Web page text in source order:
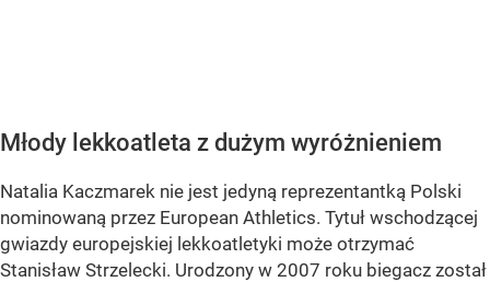
Młody lekkoatleta z dużym wyróżnieniem
Natalia Kaczmarek nie jest jedyną reprezentantką Polski
nominowaną przez European Athletics. Tytuł wschodzącej
gwiazdy europejskiej lekkoatletyki może otrzymać
Stanisław Strzelecki. Urodzony w 2007 roku biegacz został